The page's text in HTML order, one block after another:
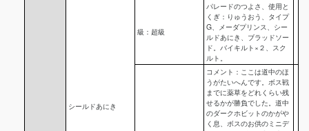
シールドあにき
級：超級
パレードのつよさ、使用と
くぎ：りゅうおう、タイプ
G、メーダプリンス、シー
ルドあにき、ブラッドソー
ド。バイキルト×２、スク
ルト。
コメント：ここは道中のほ
うがたいへんです。ボス戦
までに薬草をどれくらい残
せるかが勝負でした。道中
のダークホビットのかがや
く息、ボスのお供のミニデ